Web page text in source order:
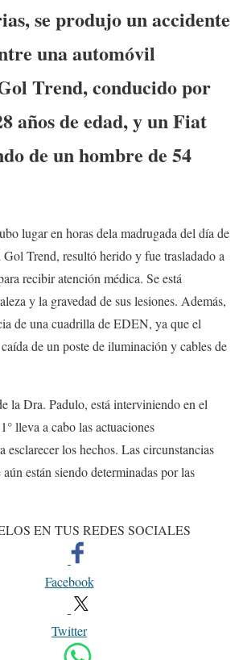
se produjo un accidente
una automóvil
Trend, conducido por
años de edad, y un Fiat
de un hombre de 54
lugar en horas dela madrugada del día de
Trend, resultó herido y fue trasladado a
recibir atención médica. Se está
y la gravedad de sus lesiones. Además,
de una cuadrilla de EDEN, ya que el
de un poste de iluminación y cables de
la Dra. Padulo, está interviniendo en el
lleva a cabo las actuaciones
esclarecer los hechos. Las circunstancias
están siendo determinadas por las
EN TUS REDES SOCIALES
Facebook
Twitter